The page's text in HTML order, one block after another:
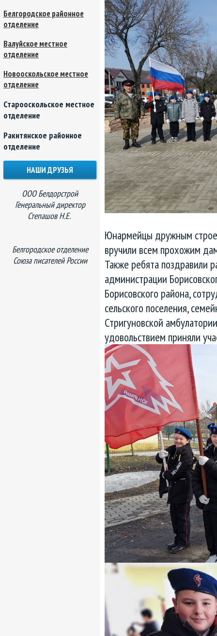
Юнармейцы дружным
вручили всем прохожим
Также ребята поздравили
администрации
Борисовского района,
сельского поселения,
Стригуновской
удовольствием приняли
Белгородское районное
отделение
Валуйское местное
отделение
Новооскольское местное
отделение
Старооскольское местное
отделение
Ракитянское районное
отделение
НАШИ ДРУЗЬЯ
ООО Белдорстрой
Генеральный директор
Степашов Н.Е.
Белгородское отделение
Союза писателей России